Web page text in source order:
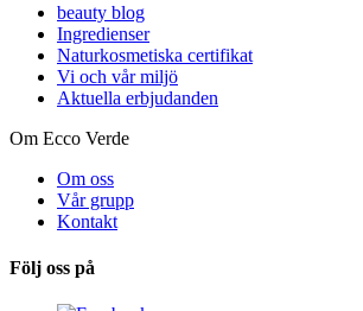
beauty blog
Ingredienser
Naturkosmetiska certifikat
Vi och vår miljö
Aktuella erbjudanden
Om Ecco Verde
Om oss
Vår grupp
Kontakt
Följ oss på